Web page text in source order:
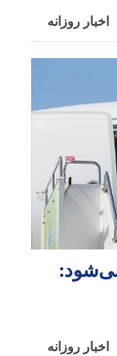
اخبار روزانه
اخبار روزانه